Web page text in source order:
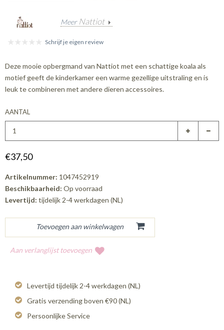
Meer Nattiot
Schrijf je eigen review
Deze mooie opbergmand van Nattiot met een schattige koala als
motief geeft de kinderkamer een warme gezellige uitstraling en is
leuk te combineren met andere dieren accessoires.
AANTAL
€37,50
Artikelnummer: 1047452919
Beschikbaarheid: Op voorraad
Levertijd: tijdelijk 2-4 werkdagen (NL)
Aan verlanglijst toevoegen
Levertijd tijdelijk 2-4 werkdagen (NL)
Gratis verzending boven €90 (NL)
Persoonlijke Service